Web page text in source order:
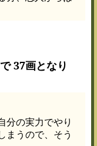
37画となり
分の実力でやり
まうので、そう